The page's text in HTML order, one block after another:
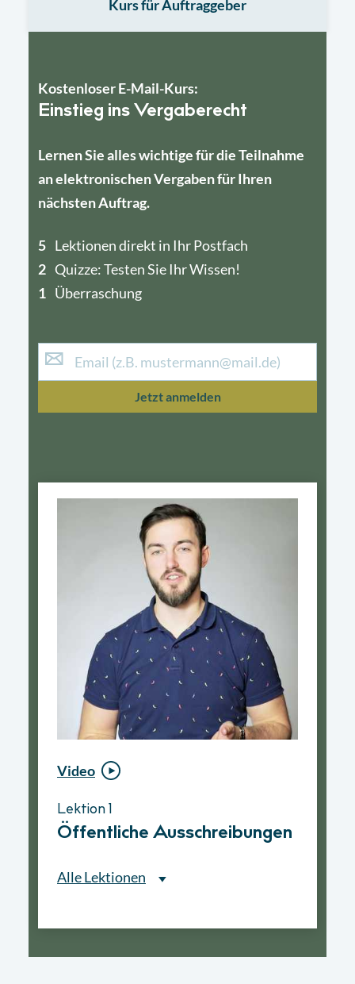
Kurs für Auftraggeber
Kostenloser E-Mail-Kurs:
Einstieg ins Vergaberecht
Lernen Sie alles wichtige für die Teilnahme
an elektronischen Vergaben für Ihren
nächsten Auftrag.
5 Lektionen direkt in Ihr Postfach
2 Quizze: Testen Sie Ihr Wissen!
1 Überraschung
4
1
Jetzt anmelden
Video
Lektion 1
Öffentliche Ausschreibungen
Alle Lektionen
Ablauf eines
Lektion 1